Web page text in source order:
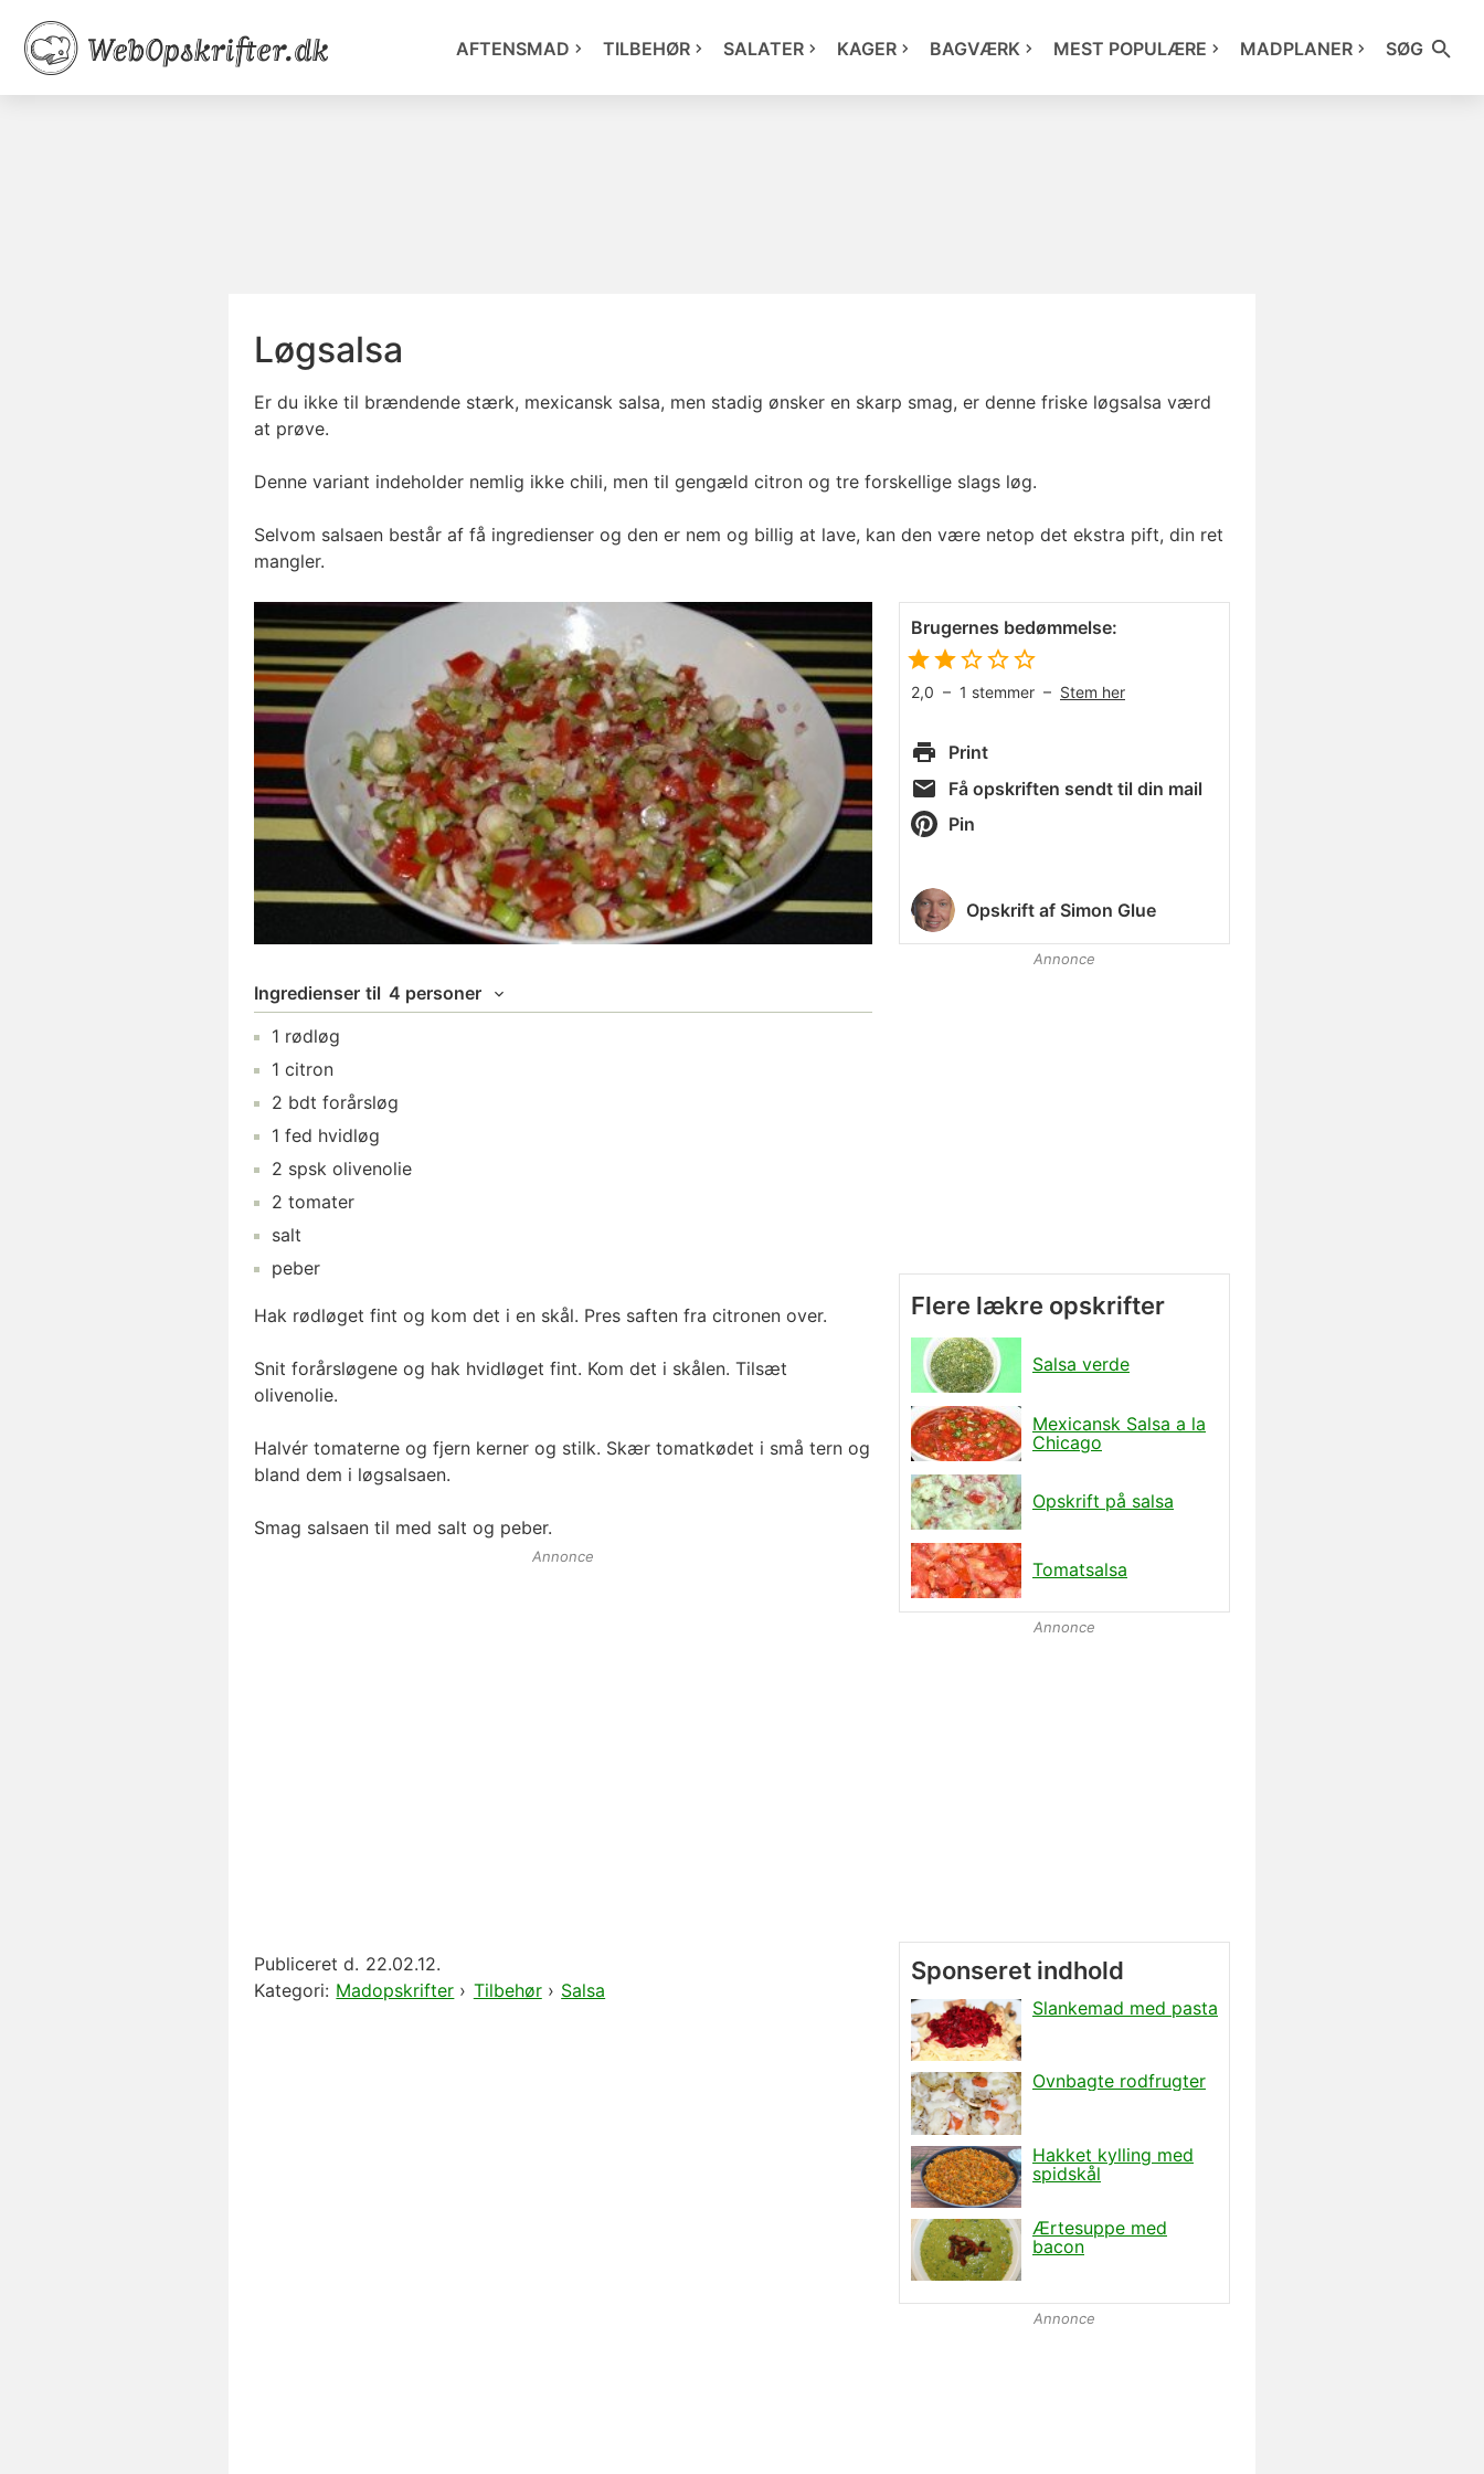
AFTENSMAD TILBEHØR SALATER KAGER BAGVÆRK MEST POPULÆRE MADPLANER SØG
Løgsalsa
Er du ikke til brændende stærk, mexicansk salsa, men stadig ønsker en skarp smag, er denne friske løgsalsa værd
at prøve.
Denne variant indeholder nemlig ikke chili, men til gengæld citron og tre forskellige slags løg.
Selvom salsaen består af få ingredienser og den er nem og billig at lave, kan den være netop det ekstra pift, din ret
mangler.
Ingredienser til 4 personer
1 rødløg
1 citron
2 bdt forårsløg
1 fed hvidløg
2 spsk olivenolie
2 tomater
salt
peber
Hak rødløget fint og kom det i en skål. Pres saften fra citronen over.
Snit forårsløgene og hak hvidløget fint. Kom det i skålen. Tilsæt
olivenolie.
Halvér tomaterne og fjern kerner og stilk. Skær tomatkødet i små tern og
bland dem i løgsalsaen.
Smag salsaen til med salt og peber.
Annonce
Publiceret d. 22.02.12.
Kategori: Madopskrifter › Tilbehør› Salsa
Brugernes bedømmelse:
2,0 – 1 stemmer – Stem her
Print
Få opskriften sendt til din mail
Pin
Opskrift af Simon Glue
Annonce
Flere lækre opskrifter
Salsa verde
Mexicansk Salsa a la
Chicago
Opskrift på salsa
Tomatsalsa
Annonce
Annonce